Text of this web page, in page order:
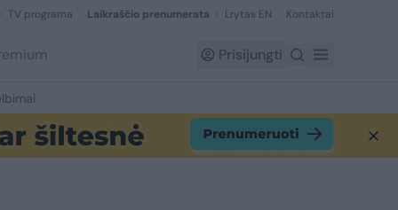
TV programa Laikraščio prenumerata Lrytas EN Kontaktai
Prisijungti